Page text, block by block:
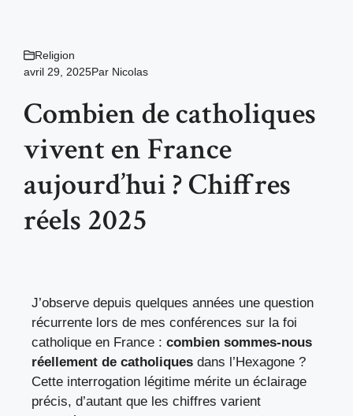
Religion
avril 29, 2025Par Nicolas
Combien de catholiques
vivent en France
aujourd’hui ? Chiffres
réels 2025
J’observe depuis quelques années une question
récurrente lors de mes conférences sur la foi
catholique en France : combien sommes-nous
réellement de catholiques dans l’Hexagone ?
Cette interrogation légitime mérite un éclairage
précis, d’autant que les chiffres varient